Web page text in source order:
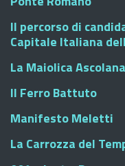
Il percorso di
Capitale Italiana
La Maiolica Ascolana
Il Ferro Battuto
Manifesto Meletti
La Carrozza del